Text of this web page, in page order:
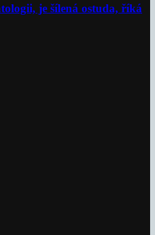
je šílená ostuda, říká